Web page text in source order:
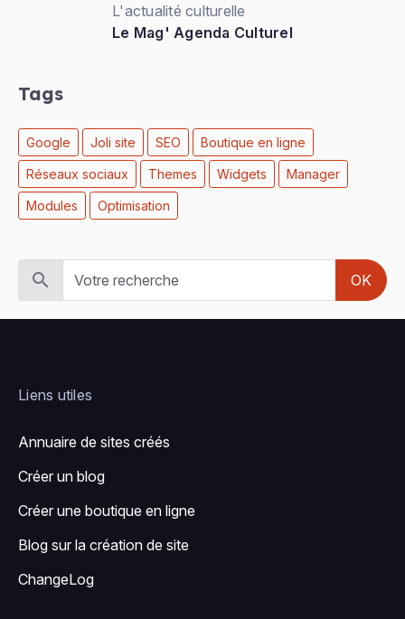
L'actualité culturelle
Le Mag' Agenda Culturel
Tags
Google Joli site SEO Boutique en ligne
Réseaux sociaux Themes Widgets Manager
Modules Optimisation
OK
Liens utiles
Annuaire de sites créés
Créer un blog
Créer une boutique en ligne
Blog sur la création de site
ChangeLog